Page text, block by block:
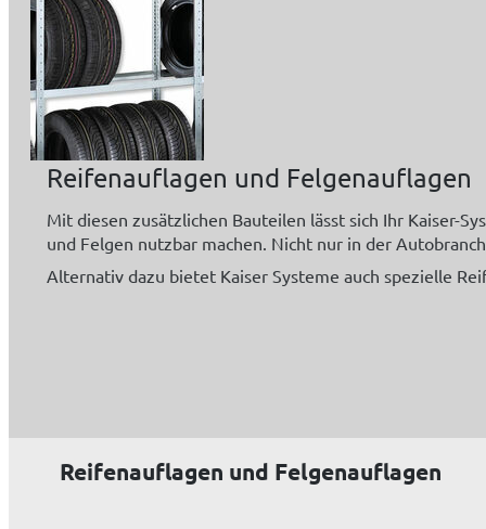
Reifenauflagen und Felgenauflagen
Mit diesen zusätzlichen Bauteilen lässt sich Ihr Kaiser-
und Felgen nutzbar machen. Nicht nur in der
Alternativ dazu bietet Kaiser Systeme auch spezielle
Reifenauflagen und Felgenauflagen